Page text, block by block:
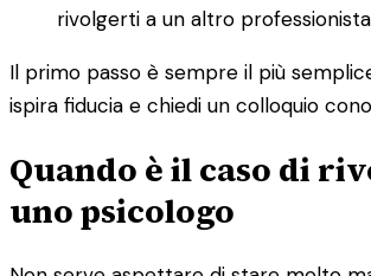
rivolgerti a un altro
Il primo passo è sempre il più
ispira fiducia e chiedi un colloquio
Quando è il caso di
uno psicologo